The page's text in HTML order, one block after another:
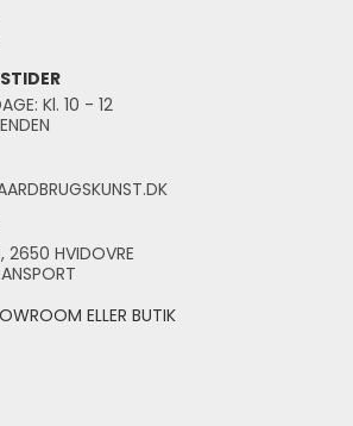
Kl. 10 - 12
2650 HVIDOVRE
ELLER BUTIK